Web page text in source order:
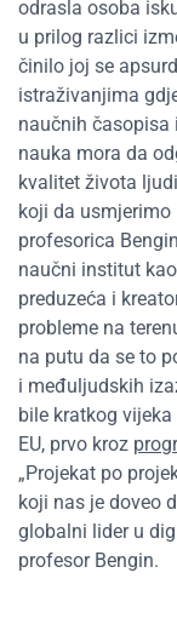
odrasla osoba
u prilog razlici
činilo joj se
istraživanjima
naučnih časopisa
nauka mora da
kvalitet života
koji da usmjerimo
profesorica
naučni institut
preduzeća i
probleme na
na putu da se to
i međuljudskih
bile kratkog
EU, prvo kroz
„Projekat po
koji nas je doveo
globalni lider u
profesor Bengin.